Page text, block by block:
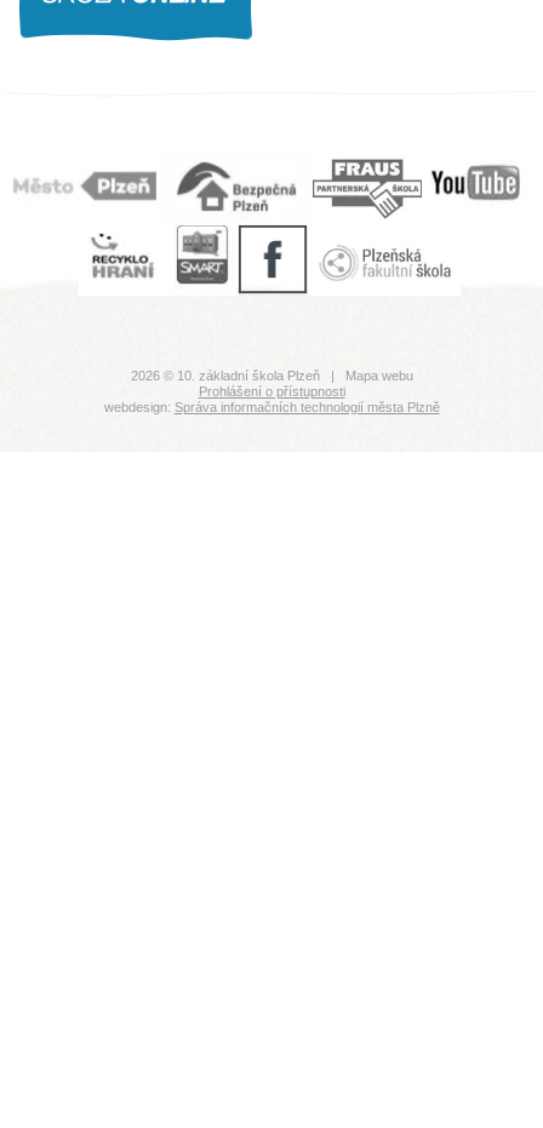
2026 © 10. základní škola Plzeň |
Mapa webu
Prohlášení o přístupnosti
webdesign: Správa informačních technologií města Plzně